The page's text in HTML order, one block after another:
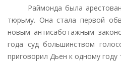
Раймонда была
тюрьму. Она стала первой
новым антисаботажным
года суд большинством
приговорил Дьен к одному